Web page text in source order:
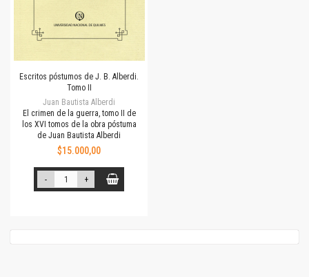
Escritos póstumos de J. B. Alberdi.
Tomo II
Juan Bautista Alberdi
El crimen de la guerra, tomo II de
los XVI tomos de la obra póstuma
de Juan Bautista Alberdi
$15.000,00
- +